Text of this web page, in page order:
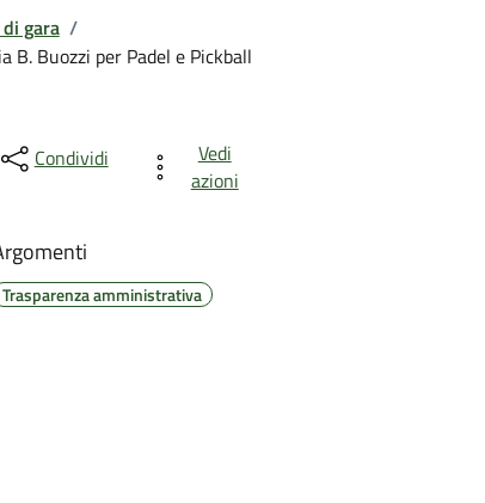
gara /
Buozzi per Padel e Pickball
Condividi
Vedi
azioni
Trasparenza amministrativa